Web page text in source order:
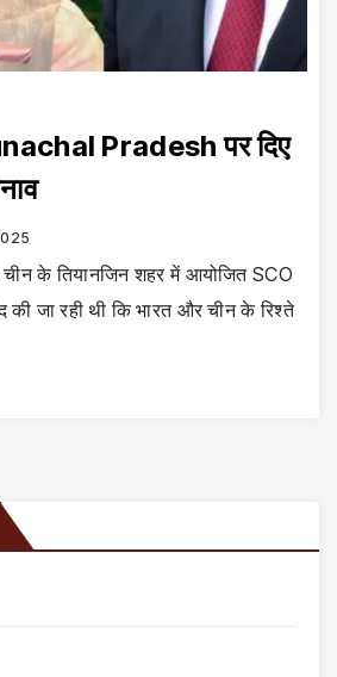
Pradesh पर दिए
के तियानजिन शहर में आयोजित SCO
की जा रही थी कि भारत और चीन के रिश्ते